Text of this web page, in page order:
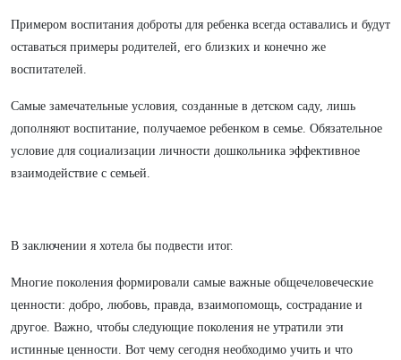
Примером воспитания доброты для ребенка всегда оставались и будут
оставаться примеры родителей, его близких и конечно же
воспитателей.
Самые замечательные условия, созданные в детском саду, лишь
дополняют воспитание, получаемое ребенком в семье. Обязательное
условие для социализации личности дошкольника эффективное
взаимодействие с семьей.
В заключении я хотела бы подвести итог.
Многие поколения формировали самые важные общечеловеческие
ценности: добро, любовь, правда, взаимопомощь, сострадание и
другое. Важно, чтобы следующие поколения не утратили эти
истинные ценности. Вот чему сегодня необходимо учить и что